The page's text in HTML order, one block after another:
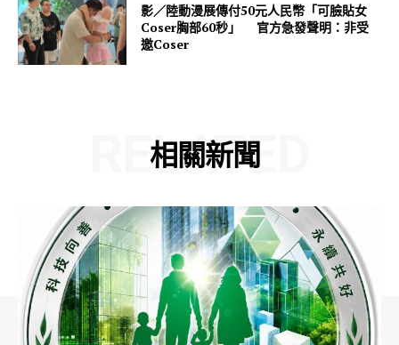
影／陸動漫展傳付50元人民幣「可臉貼女
Coser胸部60秒」 官方急發聲明：非受
邀Coser
相關新聞
RELATED